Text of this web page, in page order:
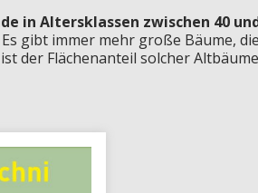
in Altersklassen zwischen 40
gibt immer mehr große Bäume, die
der Flächenanteil solcher Altbäume